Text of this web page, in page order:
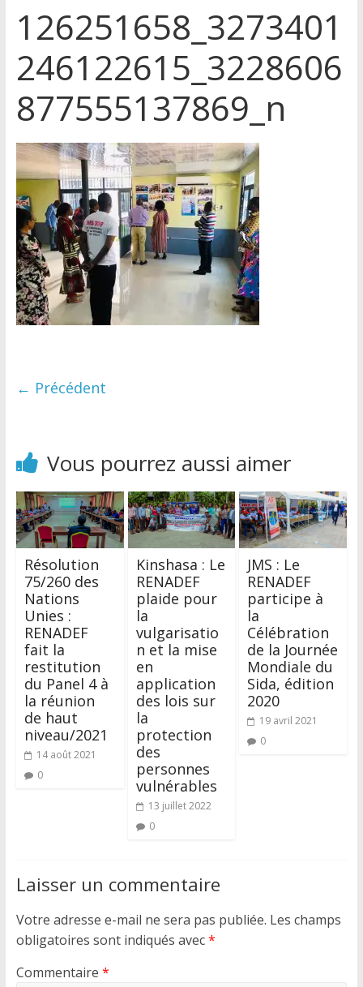
126251658_3273401
246122615_3228606
877555137869_n
← Précédent
Vous pourrez aussi aimer
Résolution
75/260 des
Nations
Unies :
RENADEF
fait la
restitution
du Panel 4 à
la réunion
de haut
niveau/2021
14 août 2021
0
Kinshasa : Le
RENADEF
plaide pour
la
vulgarisatio
n et la mise
en
application
des lois sur
la
protection
des
personnes
vulnérables
13 juillet 2022
0
JMS : Le
RENADEF
participe à
la
Célébration
de la Journée
Mondiale du
Sida, édition
2020
19 avril 2021
0
Laisser un commentaire
Votre adresse e-mail ne sera pas publiée. Les champs
obligatoires sont indiqués avec*
Commentaire *